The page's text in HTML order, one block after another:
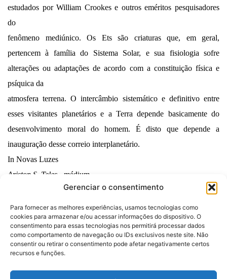
Gerenciar o consentimento
Para fornecer as melhores experiências, usamos tecnologias como
cookies para armazenar e/ou acessar informações do dispositivo. O
consentimento para essas tecnologias nos permitirá processar dados
como comportamento de navegação ou IDs exclusivos neste site. Não
consentir ou retirar o consentimento pode afetar negativamente certos
recursos e funções.
estudados por William Crookes e outros eméritos pesquisadores
do
fenômeno mediúnico. Os Ets são criaturas que, em geral,
pertencem à família do Sistema Solar, e sua fisiologia sofre
alterações ou adaptações de acordo com a constituição física e
psíquica da
atmosfera terrena. O intercâmbio sistemático e definitivo entre
esses visitantes planetários e a Terra depende basicamente do
desenvolvimento moral do homem. É disto que depende a
inauguração desse correio interplanetário.
In Novas Luzes
Ariston S. Teles - médium